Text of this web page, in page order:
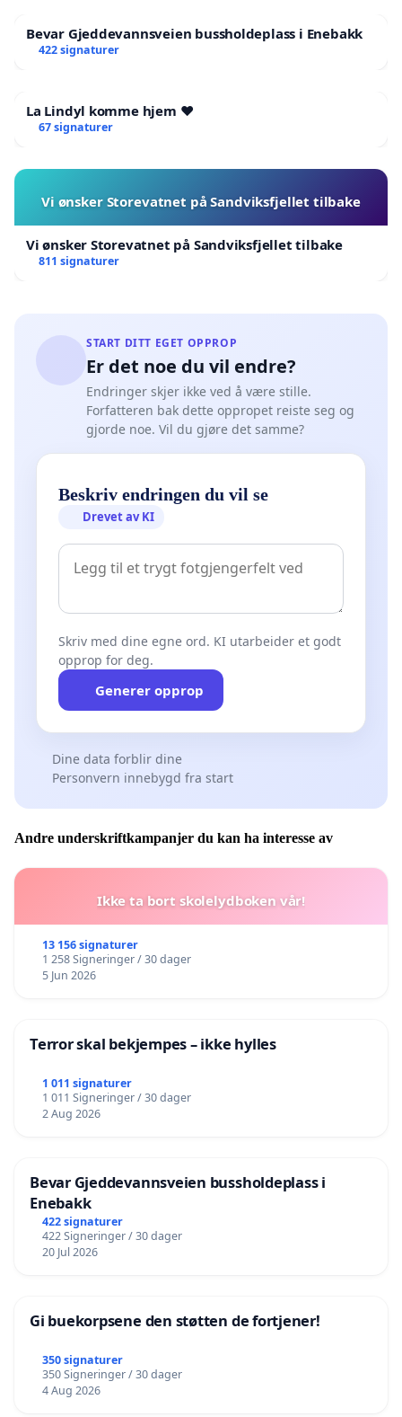
Bevar Gjeddevannsveien bussholdeplass i Enebakk
422 signaturer
La Lindyl komme hjem ❤️
67 signaturer
Vi ønsker Storevatnet på Sandviksfjellet tilbake
Vi ønsker Storevatnet på Sandviksfjellet tilbake
811 signaturer
START DITT EGET OPPROP
Er det noe du vil endre?
Endringer skjer ikke ved å være stille.
Forfatteren bak dette oppropet reiste seg og
gjorde noe. Vil du gjøre det samme?
Beskriv endringen du vil se
Drevet av KI
Skriv med dine egne ord. KI utarbeider et godt
opprop for deg.
Generer opprop
Dine data forblir dine
Personvern innebygd fra start
Andre underskriftkampanjer du kan ha interesse av
Ikke ta bort skolelydboken vår!
13 156 signaturer
1 258 Signeringer / 30 dager
5 Jun 2026
Terror skal bekjempes – ikke hylles
1 011 signaturer
1 011 Signeringer / 30 dager
2 Aug 2026
Bevar Gjeddevannsveien bussholdeplass i
Enebakk
422 signaturer
422 Signeringer / 30 dager
20 Jul 2026
Gi buekorpsene den støtten de fortjener!
350 signaturer
350 Signeringer / 30 dager
4 Aug 2026